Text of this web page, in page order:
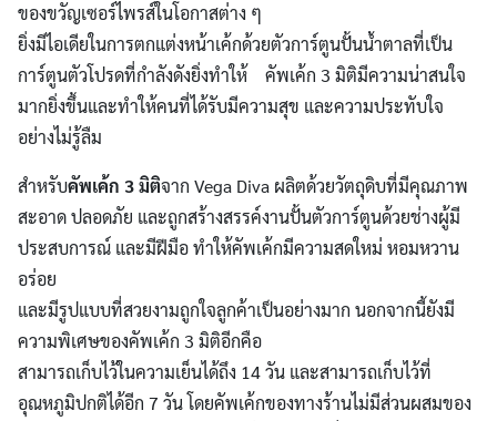
ของขวัญเซอร์ไพรส์ในโอกาสต่าง ๆ
ยิ่งมีไอเดียในการตกแต่งหน้าเค้กด้วยตัวการ์ตูนปั้นน้ำตาลที่เป็น
การ์ตูนตัวโปรดที่กำลังดังยิ่งทำให้ คัพเค้ก 3 มิติมีความน่าสนใจ
มากยิ่งขึ้นและทำให้คนที่ได้รับมีความสุข และความประทับใจ
อย่างไม่รู้ลืม
สำหรับคัพเค้ก 3 มิติจาก Vega Diva ผลิตด้วยวัตถุดิบที่มีคุณภาพ
สะอาด ปลอดภัย และถูกสร้างสรรค์งานปั้นตัวการ์ตูนด้วยช่างผู้มี
ประสบการณ์ และมีฝีมือ ทำให้คัพเค้กมีความสดใหม่ หอมหวาน
อร่อย
และมีรูปแบบที่สวยงามถูกใจลูกค้าเป็นอย่างมาก นอกจากนี้ยังมี
ความพิเศษของคัพเค้ก 3 มิติอีกคือ
สามารถเก็บไว้ในความเย็นได้ถึง 14 วัน และสามารถเก็บไว้ที่
อุณหภูมิปกติได้อีก 7 วัน โดยคัพเค้กของทางร้านไม่มีส่วนผสมของ